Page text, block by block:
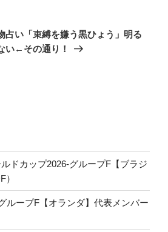
い「束縛を嫌う黒ひょう」明る
い←その通り！
ドカップ2026-グループF【ブラジ
ループF【オランダ】代表メンバー